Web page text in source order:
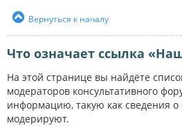
Вернуться к началу
Что означает ссылка
На этой странице вы найдёте
модераторов консультативного
информацию, такую как сведения
модерируют.